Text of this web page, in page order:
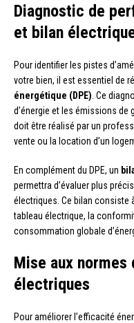
Diagnostic de
et bilan
Pour identifier les pistes
votre bien, il est essentiel de
énergétique (DPE) . Ce
d’énergie et les émissions de
doit être réalisé par un
vente ou la location d’un
En complément du DPE, un
permettra d’évaluer plus
électriques. Ce bilan consiste
tableau électrique, la
consommation globale
Mise aux
électriques
Pour améliorer l’efficacité